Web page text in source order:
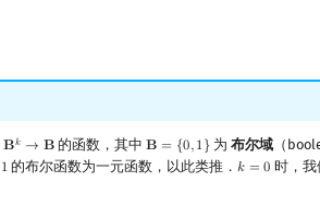
𝐁𝑘 → 𝐁
k→ B 的函数，其中𝐁 = {0,1}
B= {0 1} 为布尔域 （
1 的布尔函数为一元函数，以此类推．𝑘 = 0
k =0 时，